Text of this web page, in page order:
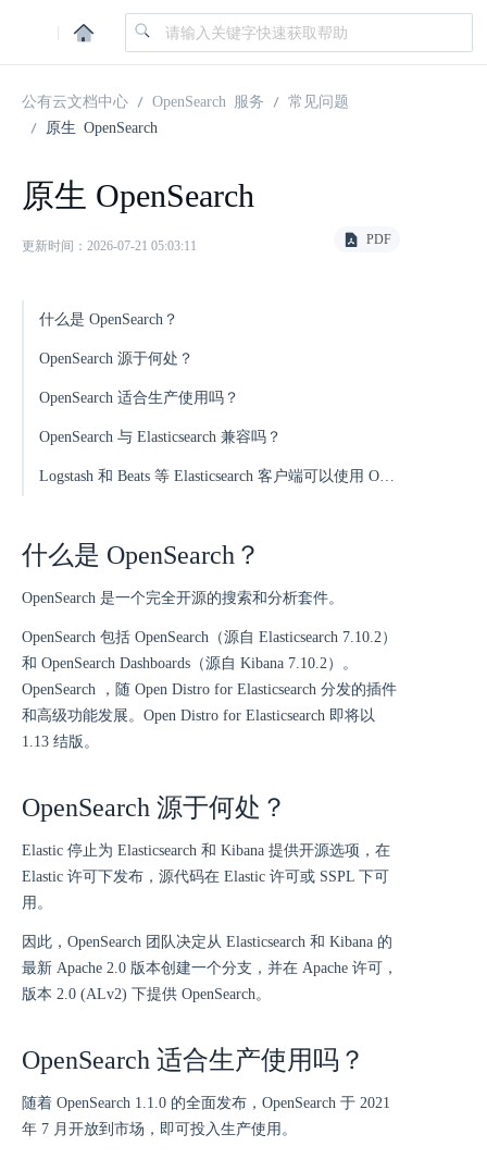
|
公有云文档中心 OpenSearch 服务
常见问题
原生 OpenSearch
原生 OpenSearch
更新时间：2026-07-21 05:03:11 PDF
什么是 OpenSearch？
OpenSearch 源于何处？
OpenSearch 适合生产使用吗？
OpenSearch 与 Elasticsearch 兼容吗？
Logstash 和 Beats 等 Elasticsearch 客户端可以使用 OpenSearch 吗？
什么是 OpenSearch？
OpenSearch 是一个完全开源的搜索和分析套件。
OpenSearch 包括 OpenSearch（源自 Elasticsearch 7.10.2）
和 OpenSearch Dashboards（源自 Kibana 7.10.2）。
OpenSearch ，随 Open Distro for Elasticsearch 分发的插件
和高级功能发展。Open Distro for Elasticsearch 即将以
1.13 结版。
OpenSearch 源于何处？
Elastic 停止为 Elasticsearch 和 Kibana 提供开源选项，在
Elastic 许可下发布，源代码在 Elastic 许可或 SSPL 下可
用。
因此，OpenSearch 团队决定从 Elasticsearch 和 Kibana 的
最新 Apache 2.0 版本创建一个分支，并在 Apache 许可，
版本 2.0 (ALv2) 下提供 OpenSearch。
OpenSearch 适合生产使用吗？
随着 OpenSearch 1.1.0 的全面发布，OpenSearch 于 2021
年 7 月开放到市场，即可投入生产使用。